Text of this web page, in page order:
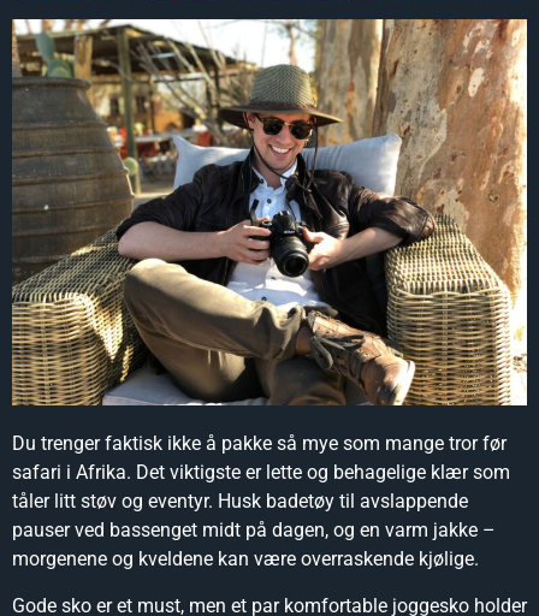
Du trenger faktisk ikke å pakke så mye som mange tror før
safari i Afrika. Det viktigste er lette og behagelige klær som
tåler litt støv og eventyr. Husk badetøy til avslappende
pauser ved bassenget midt på dagen, og en varm jakke –
morgenene og kveldene kan være overraskende kjølige.
Gode sko er et must, men et par komfortable joggesko holder